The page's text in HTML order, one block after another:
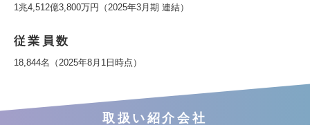
1兆4,512億3,800万円（2025年3月期 連結）
従業員数
18,844名（2025年8月1日時点）
取扱い紹介会社